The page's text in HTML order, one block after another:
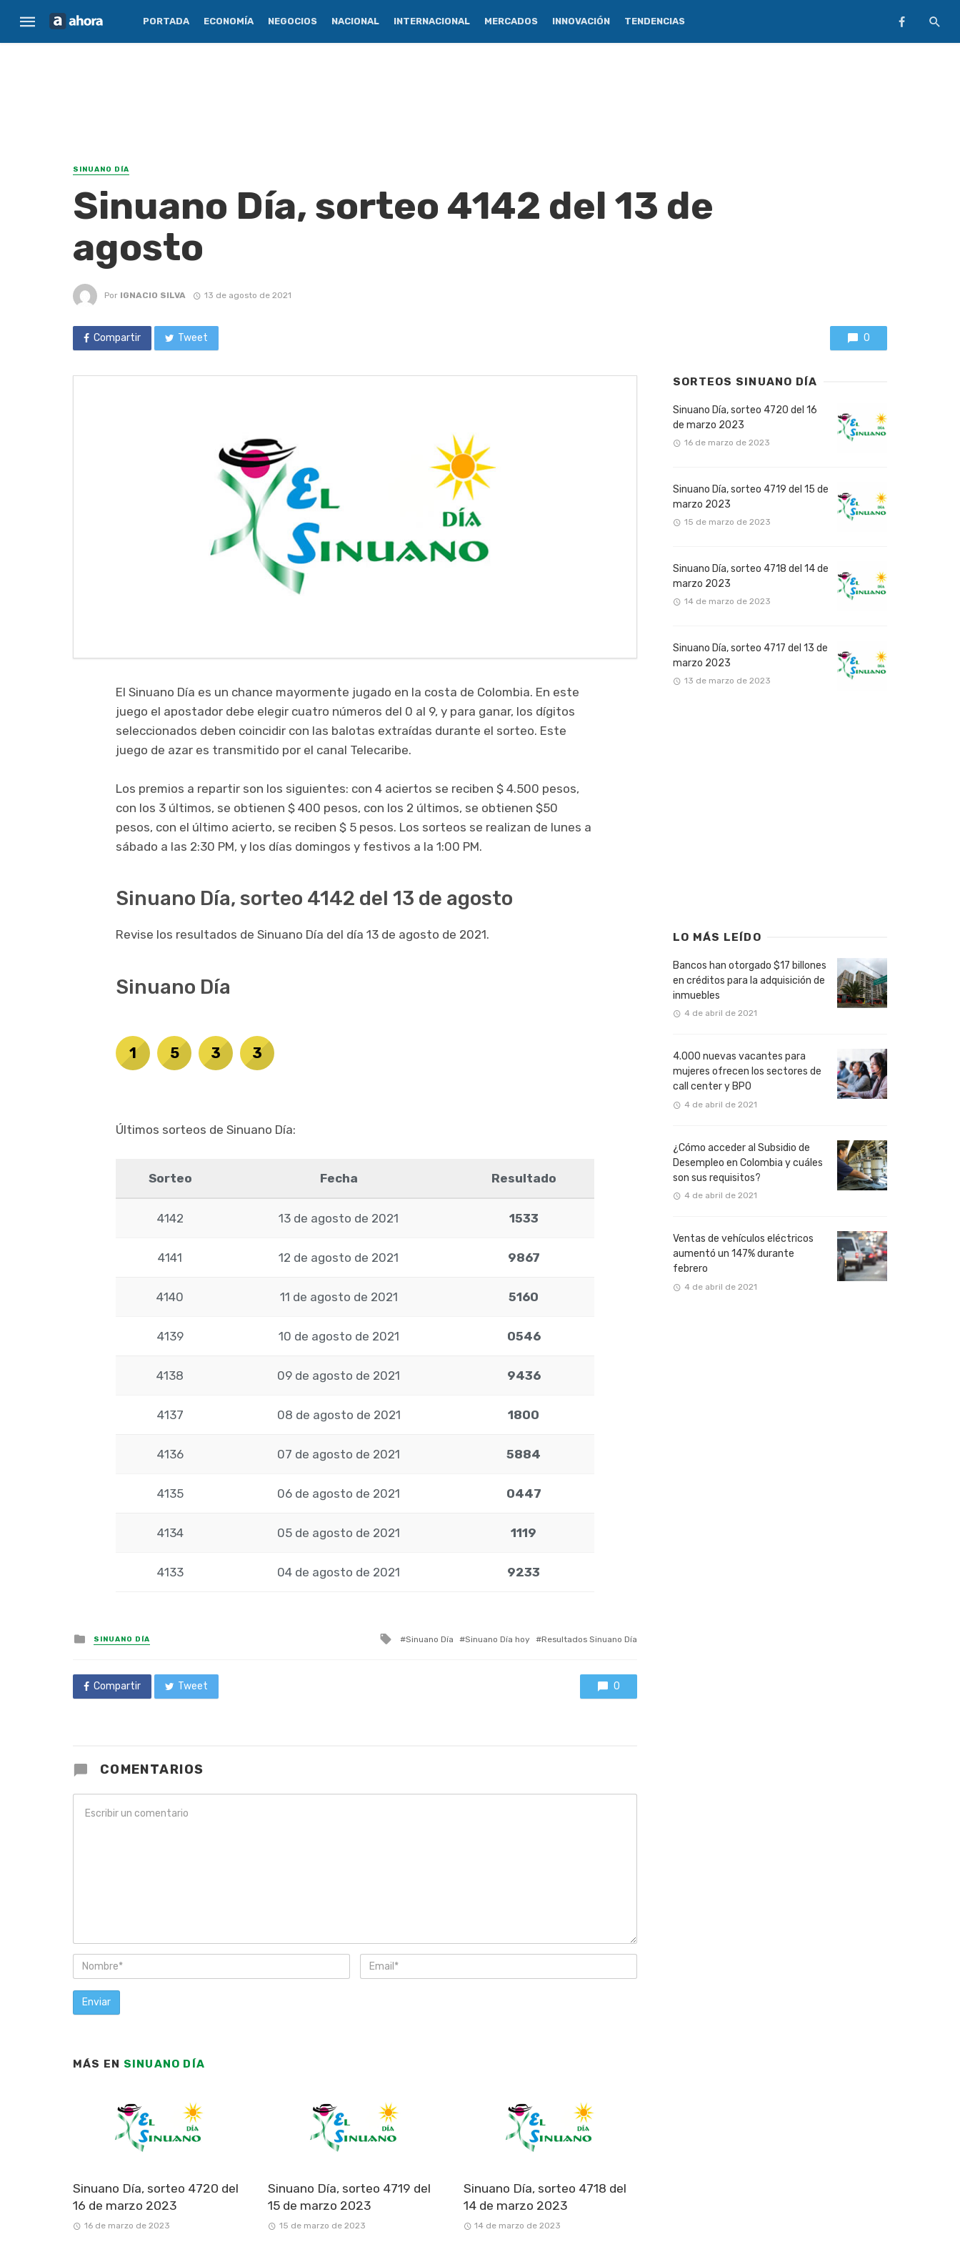
PORTADA ECONOMÍA NEGOCIOS NACIONAL INTERNACIONAL MERCADOS INNOVACIÓN TENDENCIAS
SINUANO DÍA
Sinuano Día, sorteo 4142 del 13 de
agosto
Por IGNACIO SILVA 13 de agosto de 2021
Compartir Tweet 0
El Sinuano Día es un chance mayormente jugado en la costa de Colombia. En este
juego el apostador debe elegir cuatro números del 0 al 9, y para ganar, los dígitos
seleccionados deben coincidir con las balotas extraídas durante el sorteo. Este
juego de azar es transmitido por el canal Telecaribe.
Los premios a repartir son los siguientes: con 4 aciertos se reciben $ 4.500 pesos,
con los 3 últimos, se obtienen $ 400 pesos, con los 2 últimos, se obtienen $50
pesos, con el último acierto, se reciben $ 5 pesos. Los sorteos se realizan de lunes a
sábado a las 2:30 PM, y los días domingos y festivos a la 1:00 PM.
Sinuano Día, sorteo 4142 del 13 de agosto
Revise los resultados de Sinuano Día del día 13 de agosto de 2021.
Sinuano Día
1 5 3 3
Últimos sorteos de Sinuano Día:
Sorteo Fecha Resultado
4142 13 de agosto de 2021 1533
4141 12 de agosto de 2021 9867
4140 11 de agosto de 2021 5160
4139 10 de agosto de 2021 0546
4138 09 de agosto de 2021 9436
4137 08 de agosto de 2021 1800
4136 07 de agosto de 2021 5884
4135 06 de agosto de 2021 0447
4134 05 de agosto de 2021 1119
4133 04 de agosto de 2021 9233
Posted
in
SINUANO DÍA
Tagged
Sinuano Día Sinuano Día hoy Resultados Sinuano Día
Compartir Tweet 0
COMENTARIOS
MÁS EN SINUANO DÍA
Sinuano Día, sorteo 4720 del
16 de marzo 2023
16 de marzo de 2023
Sinuano Día, sorteo 4719 del
15 de marzo 2023
15 de marzo de 2023
Sinuano Día, sorteo 4718 del
14 de marzo 2023
14 de marzo de 2023
SORTEOS SINUANO DÍA
Sinuano Día, sorteo 4720 del 16
de marzo 2023
16 de marzo de 2023
Sinuano Día, sorteo 4719 del 15 de
marzo 2023
15 de marzo de 2023
Sinuano Día, sorteo 4718 del 14 de
marzo 2023
14 de marzo de 2023
Sinuano Día, sorteo 4717 del 13 de
marzo 2023
13 de marzo de 2023
LO MÁS LEÍDO
Bancos han otorgado $17 billones
en créditos para la adquisición de
inmuebles
4 de abril de 2021
4.000 nuevas vacantes para
mujeres ofrecen los sectores de
call center y BPO
4 de abril de 2021
¿Cómo acceder al Subsidio de
Desempleo en Colombia y cuáles
son sus requisitos?
4 de abril de 2021
Ventas de vehículos eléctricos
aumentó un 147% durante
febrero
4 de abril de 2021